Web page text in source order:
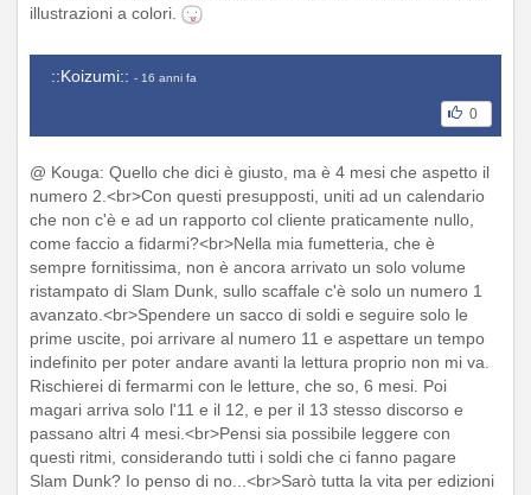
illustrazioni a colori.
::Koizumi:: - 16 anni fa
0
@ Kouga: Quello che dici è giusto, ma è 4 mesi che aspetto il
numero 2.<br>Con questi presupposti, uniti ad un calendario
che non c'è e ad un rapporto col cliente praticamente nullo,
come faccio a fidarmi?<br>Nella mia fumetteria, che è
sempre fornitissima, non è ancora arrivato un solo volume
ristampato di Slam Dunk, sullo scaffale c'è solo un numero 1
avanzato.<br>Spendere un sacco di soldi e seguire solo le
prime uscite, poi arrivare al numero 11 e aspettare un tempo
indefinito per poter andare avanti la lettura proprio non mi va.
Rischierei di fermarmi con le letture, che so, 6 mesi. Poi
magari arriva solo l'11 e il 12, e per il 13 stesso discorso e
passano altri 4 mesi.<br>Pensi sia possibile leggere con
questi ritmi, considerando tutti i soldi che ci fanno pagare
Slam Dunk? Io penso di no...<br>Sarò tutta la vita per edizioni